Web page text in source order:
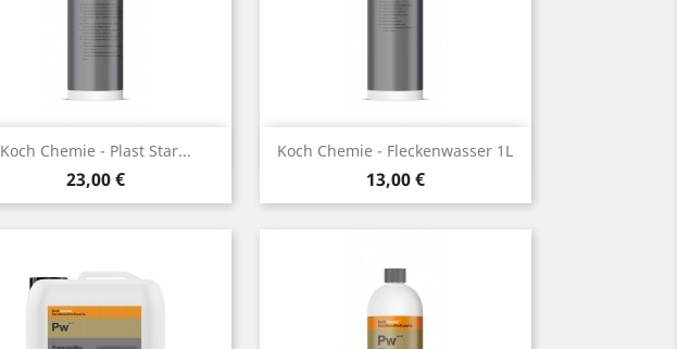
Koch Chemie - Plast Star...
Prix
23,00 €
Aperçu rapide Koch Chemie - Fleckenwasser 1L
Prix
13,00 €
Aperçu rapide